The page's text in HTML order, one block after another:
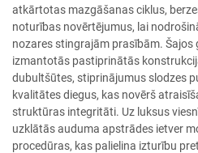
atkārtotas mazgāšanas ciklus,
noturības novērtējumus, lai
nozares stingrajām prasībām.
izmantotās pastiprinātās
dubultšūtes, stiprinājumus slodzes
kvalitātes diegus, kas novērš
struktūras integritāti. Uz luksus
uzklātās auduma apstrādes ietver
procedūras, kas palielina izturību